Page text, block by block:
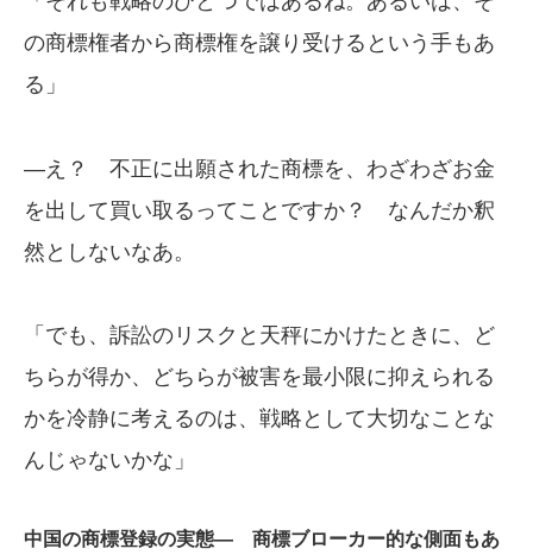
の商標権者から商標権を譲り受けるという手もあ
る」
—え？ 不正に出願された商標を、わざわざお金
を出して買い取るってことですか？ なんだか釈
然としないなあ。
「でも、訴訟のリスクと天秤にかけたときに、ど
ちらが得か、どちらが被害を最小限に抑えられる
かを冷静に考えるのは、戦略として大切なことな
んじゃないかな」
中国の商標登録の実態— 商標ブローカー的な側面もあ